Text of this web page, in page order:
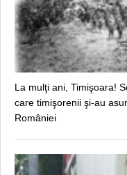
La mulţi ani, Timişoara!
care timişorenii şi-au
României